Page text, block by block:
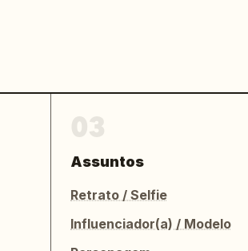
Assuntos
Retrato / Selfie
Influenciador(a) / Modelo